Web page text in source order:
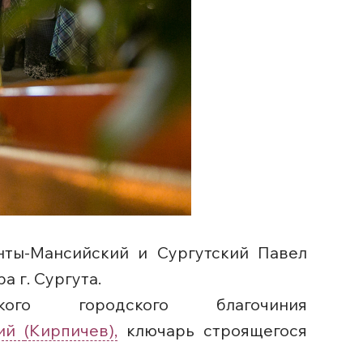
Мансийский и Сургутский Павел
г. Сургута.
городского благочиния
(Кирпичев), ключарь строящегося